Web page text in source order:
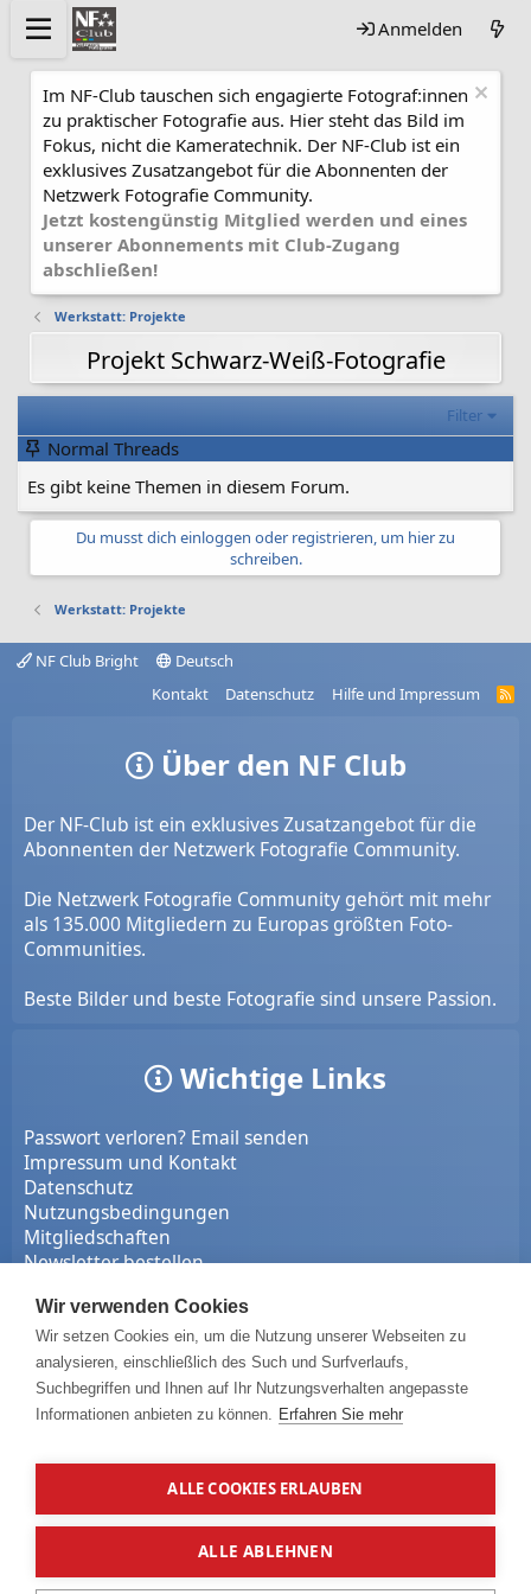
Anmelden
Im NF-Club tauschen sich engagierte Fotograf:innen
zu praktischer Fotografie aus. Hier steht das Bild im
Fokus, nicht die Kameratechnik. Der NF-Club ist ein
exklusives Zusatzangebot für die Abonnenten der
Netzwerk Fotografie Community.
Jetzt kostengünstig Mitglied werden und eines
unserer Abonnements mit Club-Zugang
abschließen!
Werkstatt: Projekte
Projekt Schwarz-Weiß-Fotografie
Filter
Normal Threads
Es gibt keine Themen in diesem Forum.
Du musst dich einloggen oder registrieren, um hier zu
schreiben.
Werkstatt: Projekte
NF Club Bright
Deutsch
Kontakt
Datenschutz Hilfe und Impressum
R
Über den NF Club
Der NF-Club ist ein exklusives Zusatzangebot für die
Abonnenten der Netzwerk Fotografie Community.
Die Netzwerk Fotografie Community gehört mit mehr
als 135.000 Mitgliedern zu Europas größten Foto-
Communities.
Beste Bilder und beste Fotografie sind unsere Passion.
Wichtige Links
Passwort verloren? Email senden
Impressum und Kontakt
Datenschutz
Nutzungsbedingungen
Mitgliedschaften
Newsletter bestellen
Projekte
Netzwerk Fotografie Community
Marktplatz
NF-Club
Wir verwenden Cookies
Wir setzen Cookies ein, um die Nutzung unserer Webseiten zu
analysieren, einschließlich des Such und Surfverlaufs,
Suchbegriffen und Ihnen auf Ihr Nutzungsverhalten angepasste
Informationen anbieten zu können. Erfahren Sie mehr
ALLE COOKIES ERLAUBEN
ALLE ABLEHNEN